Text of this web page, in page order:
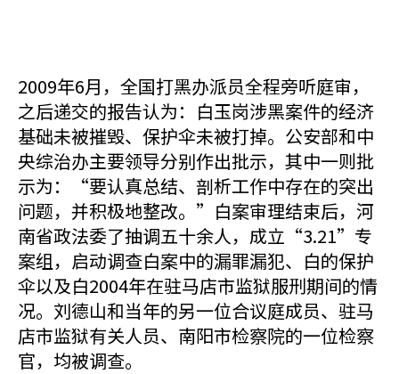
2009年6月，全国打黑办派员全程旁听庭审，
之后递交的报告认为：白玉岗涉黑案件的经济
基础未被摧毁、保护伞未被打掉。公安部和中
央综治办主要领导分别作出批示，其中一则批
示为：“要认真总结、剖析工作中存在的突出
问题，并积极地整改。”白案审理结束后，河
南省政法委了抽调五十余人，成立“3.21”专
案组，启动调查白案中的漏罪漏犯、白的保护
伞以及白2004年在驻马店市监狱服刑期间的情
况。刘德山和当年的另一位合议庭成员、驻马
店市监狱有关人员、南阳市检察院的一位检察
官，均被调查。